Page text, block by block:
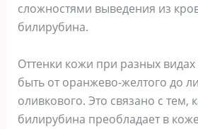
сложностями выведения из
билирубина.
Оттенки кожи при разных видах
быть от оранжево-желтого до
оливкового. Это связано с тем,
билирубина преобладает в